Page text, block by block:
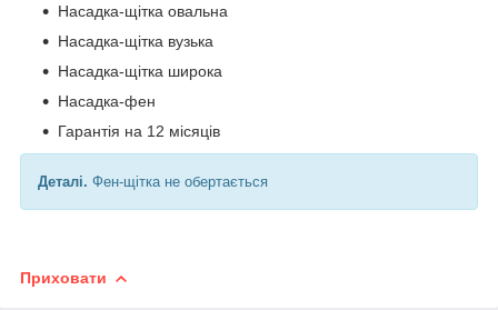
Насадка-щітка овальна
Насадка-щітка вузька
Насадка-щітка широка
Насадка-фен
Гарантія на 12 місяців
Деталі. Фен-щітка не обертається
Приховати